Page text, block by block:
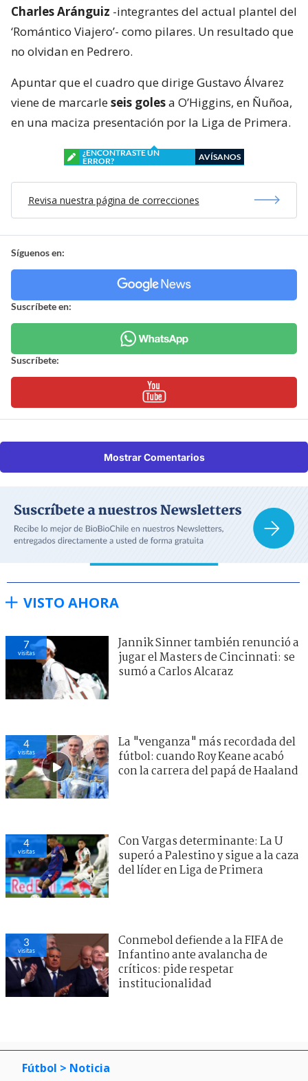
Charles Aránguiz -integrantes del actual plantel del
‘Romántico Viajero’- como pilares. Un resultado que
no olvidan en Pedrero.
Apuntar que el cuadro que dirige Gustavo Álvarez
viene de marcarleseis golesa O’Higgins, en Ñuñoa,
en una maciza presentación por la Liga de Primera.
¿ENCONTRASTE UN
ERROR?
AVÍSANOS
Revisa nuestra página de correcciones
Síguenos en:
Suscríbete en:
Suscríbete:
Mostrar Comentarios
VISTO AHORA
7
visitas
Jannik Sinner también renunció a
jugar el Masters de Cincinnati: se
sumó a Carlos Alcaraz
4
visitas
La "venganza" más recordada del
fútbol: cuando Roy Keane acabó
con la carrera del papá de Haaland
4
visitas
Con Vargas determinante: La U
superó a Palestino y sigue a la caza
del líder en Liga de Primera
3
visitas
Conmebol defiende a la FIFA de
Infantino ante avalancha de
críticos: pide respetar
institucionalidad
Fútbol > Noticia